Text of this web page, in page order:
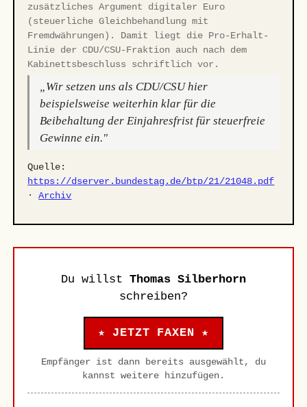
zusätzliches Argument digitaler Euro
(steuerliche Gleichbehandlung mit
Fremdwährungen). Damit liegt die Pro-Erhalt-
Linie der CDU/CSU-Fraktion auch nach dem
Kabinettsbeschluss schriftlich vor.
„Wir setzen uns als CDU/CSU hier
beispielsweise weiterhin klar für die
Beibehaltung der Einjahresfrist für steuerfreie
Gewinne ein."
Quelle:
https://dserver.bundestag.de/btp/21/21048.pdf
·Archiv
Du willst Thomas Silberhorn
schreiben?
★ JETZT FAXEN ★
Empfänger ist dann bereits ausgewählt, du
kannst weitere hinzufügen.